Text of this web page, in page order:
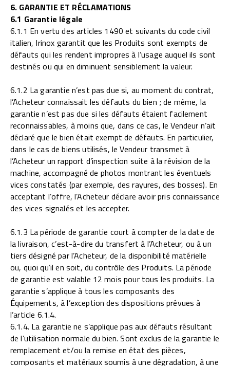
6. GARANTIE ET RÉCLAMATIONS
6.1 Garantie légale
6.1.1 En vertu des articles 1490 et suivants du code civil
italien, Irinox garantit que les Produits sont exempts de
défauts qui les rendent impropres à l’usage auquel ils sont
destinés ou qui en diminuent sensiblement la valeur.
6.1.2 La garantie n’est pas due si, au moment du contrat,
l’Acheteur connaissait les défauts du bien ; de même, la
garantie n’est pas due si les défauts étaient facilement
reconnaissables, à moins que, dans ce cas, le Vendeur n’ait
déclaré que le bien était exempt de défauts. En particulier,
dans le cas de biens utilisés, le Vendeur transmet à
l’Acheteur un rapport d’inspection suite à la révision de la
machine, accompagné de photos montrant les éventuels
vices constatés (par exemple, des rayures, des bosses). En
acceptant l’offre, l’Acheteur déclare avoir pris connaissance
des vices signalés et les accepter.
6.1.3 La période de garantie court à compter de la date de
la livraison, c’est-à-dire du transfert à l’Acheteur, ou à un
tiers désigné par l’Acheteur, de la disponibilité matérielle
ou, quoi qu’il en soit, du contrôle des Produits. La période
de garantie est valable 12 mois pour tous les produits. La
garantie s’applique à tous les composants des
Équipements, à l’exception des dispositions prévues à
l’article 6.1.4.
6.1.4. La garantie ne s’applique pas aux défauts résultant
de l’utilisation normale du bien. Sont exclus de la garantie le
remplacement et/ou la remise en état des pièces,
composants et matériaux soumis à une dégradation, à une